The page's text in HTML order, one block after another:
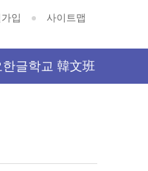
입 사이트맵
한글학교 韓文班